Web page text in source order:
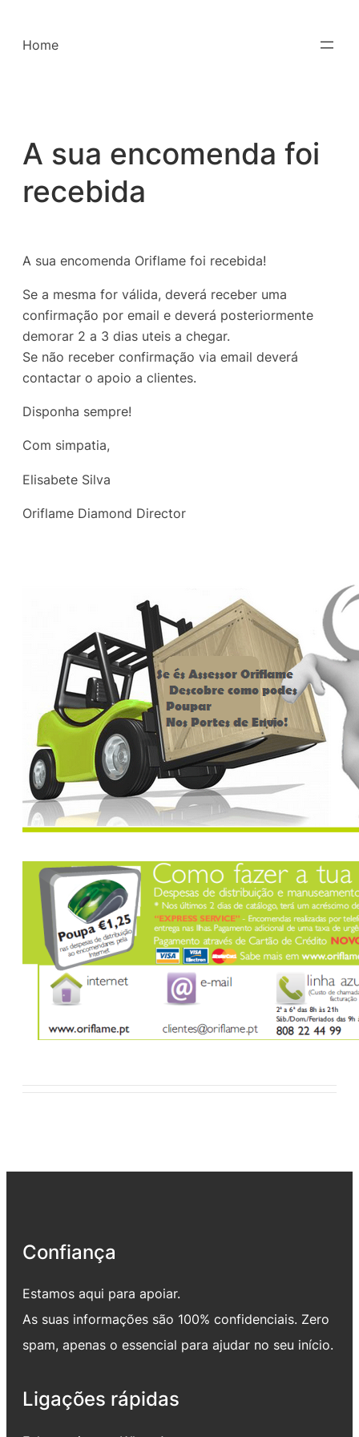
para
Home
A sua encomenda foi
recebida
A sua encomenda Oriflame foi recebida!
Se a mesma for válida, deverá receber uma
confirmação por email e deverá posteriormente
demorar 2 a 3 dias uteis a chegar.
Se não receber confirmação via email deverá
contactar o apoio a clientes.
Disponha sempre!
Com simpatia,
Elisabete Silva
Oriflame Diamond Director
Confiança
Estamos aqui para apoiar.
As suas informações são 100% confidenciais. Zero
spam, apenas o essencial para ajudar no seu início.
Ligações rápidas